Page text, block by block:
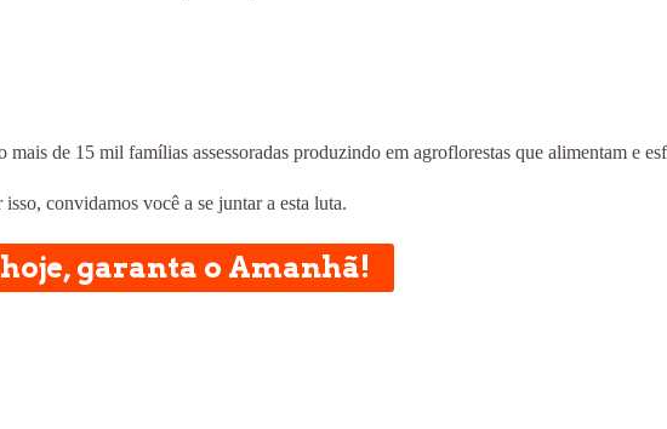
de 15 mil famílias assessoradas produzindo em agroflorestas que alimentam e
convidamos você a se juntar a esta luta.
hoje, garanta o Amanhã!